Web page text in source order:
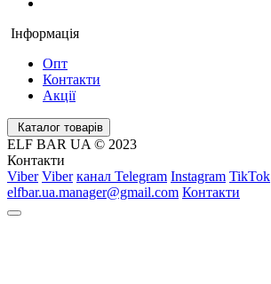
Інформація
Опт
Контакти
Акції
Каталог товарів
ELF BAR UA © 2023
Контакти
Viber Viber канал Telegram Instagram TikTok
elfbar.ua.manager@gmail.com Контакти